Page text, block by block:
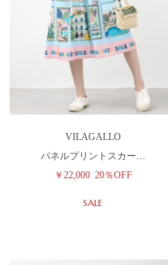
VILAGALLO
パネルプリントスカー…
￥22,000 20％OFF
SALE